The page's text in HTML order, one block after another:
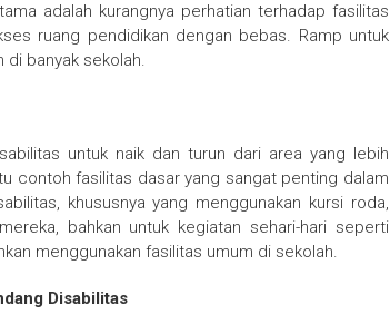
adalah kurangnya perhatian terhadap fasilitas
ruang pendidikan dengan bebas. Ramp untuk
di banyak sekolah.
untuk naik dan turun dari area yang lebih
contoh fasilitas dasar yang sangat penting dalam
khususnya yang menggunakan kursi roda,
bahkan untuk kegiatan sehari-hari seperti
menggunakan fasilitas umum di sekolah.
Disabilitas